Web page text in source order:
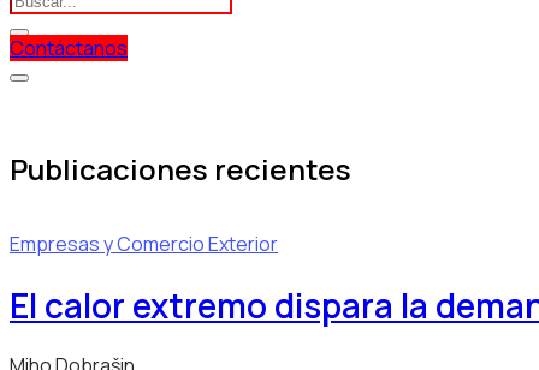
Contáctanos
Publicaciones recientes
Empresas y Comercio Exterior
El calor extremo dispara la